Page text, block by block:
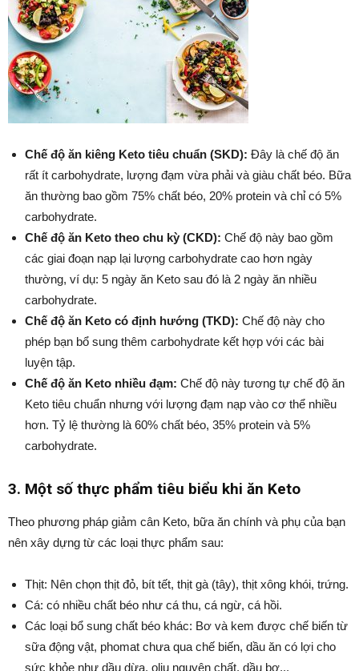
Chế độ ăn kiêng Keto tiêu chuẩn (SKD): Đây là chế độ ăn
rất ít carbohydrate, lượng đạm vừa phải và giàu chất béo. Bữa
ăn thường bao gồm 75% chất béo, 20% protein và chỉ có 5%
carbohydrate.
Chế độ ăn Keto theo chu kỳ (CKD): Chế độ này bao gồm
các giai đoạn nạp lại lượng carbohydrate cao hơn ngày
thường, ví dụ: 5 ngày ăn Keto sau đó là 2 ngày ăn nhiều
carbohydrate.
Chế độ ăn Keto có định hướng (TKD): Chế độ này cho
phép bạn bổ sung thêm carbohydrate kết hợp với các bài
luyện tập.
Chế độ ăn Keto nhiều đạm: Chế độ này tương tự chế độ ăn
Keto tiêu chuẩn nhưng với lượng đạm nạp vào cơ thể nhiều
hơn. Tỷ lệ thường là 60% chất béo, 35% protein và 5%
carbohydrate.
3. Một số thực phẩm tiêu biểu khi ăn Keto
Theo phương pháp giảm cân Keto, bữa ăn chính và phụ của bạn
nên xây dựng từ các loại thực phẩm sau:
Thịt: Nên chọn thịt đỏ, bít tết, thịt gà (tây), thịt xông khói, trứng.
Cá: có nhiều chất béo như cá thu, cá ngừ, cá hồi.
Các loại bổ sung chất béo khác: Bơ và kem được chế biến từ
sữa động vật, phomat chưa qua chế biến, dầu ăn có lợi cho
sức khỏe như dầu dừa, oliu nguyên chất, dầu bơ,..